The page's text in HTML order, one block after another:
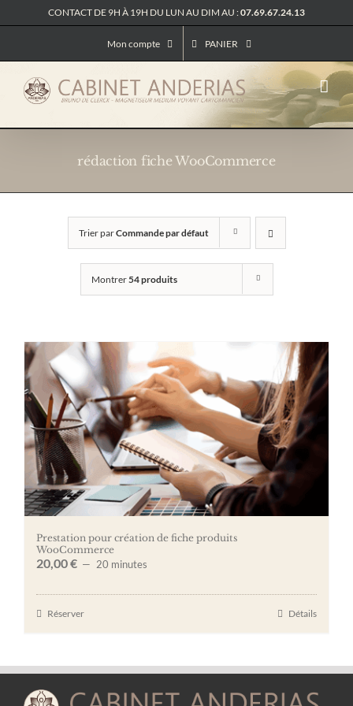
au
CONTACT DE 9H À 19H DU LUN AU DIM AU :07.69.67.24.13
Mon compte PANIER
rédaction fiche WooCommerce
Trier parCommande par défaut
Montrer54 produits
Prestation pour création de fiche produits
WooCommerce
20,00€ 20 minutes
Réserver Détails